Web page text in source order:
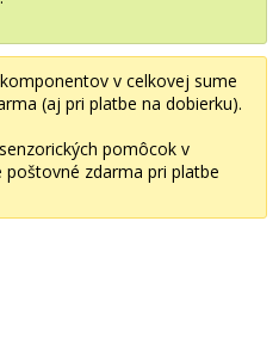
v celkovej sume
(aj pri platbe na dobierku).
pomôcok v
zdarma pri platbe